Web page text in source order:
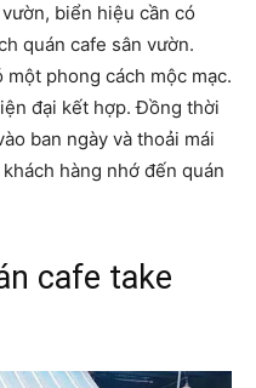
biển hiệu cần có
quán cafe sân vườn.
phong cách mộc mạc.
đại kết hợp. Đồng thời
ban ngày và thoải mái
hàng nhớ đến quán
cafe take